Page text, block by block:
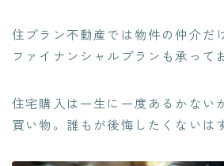
住プラン不動産では物件の仲介だ
ファイナンシャルプランも承って
住宅購入は一生に一度あるかない
買い物。誰もが後悔したくないは